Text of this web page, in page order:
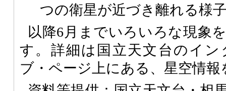
つの衛星が近づき離れる様
以降6月までいろいろな現象
す。詳細は国立天文台のイ
ブ・ページ上にある、星空情